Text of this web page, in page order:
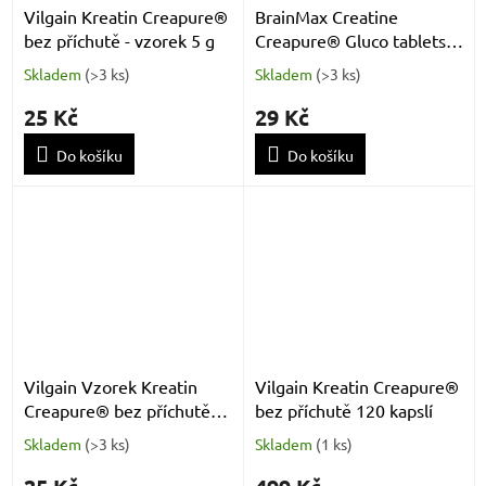
Vilgain Kreatin Creapure®
⁠bez příchutě - vzorek 5 g
Skladem (>3 ks)
25 Kč
Do košíku
BrainMax Creatine
Creapure® Gluco tablets
Lemon - 1 tableta (vzorek)
Skladem (>3 ks)
29 Kč
Do košíku
Vilgain Vzorek Kreatin
Creapure® bez příchutě
5g
Skladem (>3 ks)
Vilgain Kreatin Creapure®
bez příchutě 120 kapslí
Skladem (1 ks)